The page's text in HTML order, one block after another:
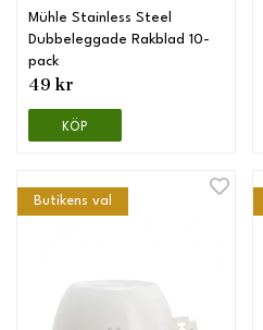
Mühle Stainless Steel
Dubbeleggade Rakblad 10-
pack
49 kr
KÖP
Butikens val